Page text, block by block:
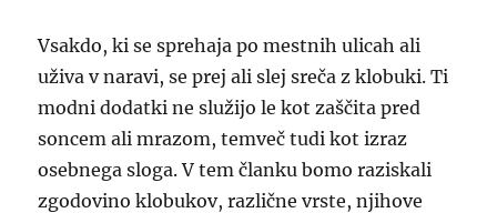
Vsakdo, ki se sprehaja po mestnih ulicah ali
uživa v naravi, se prej ali slej sreča z klobuki. Ti
modni dodatki ne služijo le kot zaščita pred
soncem ali mrazom, temveč tudi kot izraz
osebnega sloga. V tem članku bomo raziskali
zgodovino klobukov, različne vrste, njihove